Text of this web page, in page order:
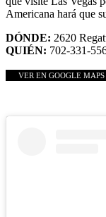
Americana hará que
DÓNDE: 2620
QUIÉN: 702-331-
VER EN GOOGLE MAPS